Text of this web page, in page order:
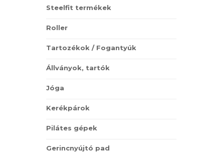
Steelfit termékek
Roller
Tartozékok / Fogantyúk
Állványok, tartók
Jóga
Kerékpárok
Pilátes gépek
Gerincnyújtó pad